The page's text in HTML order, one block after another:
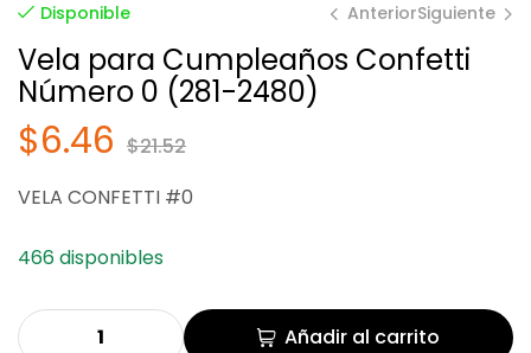
Disponible AnteriorSiguiente
Vela para Cumpleaños Confetti
Número 0 (281-2480)
$21.52
$6.46
VELA CONFETTI #0
466 disponibles
Añadir al carrito